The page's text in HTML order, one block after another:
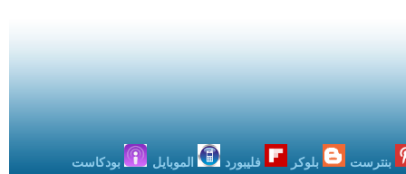
بنترست بلوكر فليبورد الموبايل بودكاست